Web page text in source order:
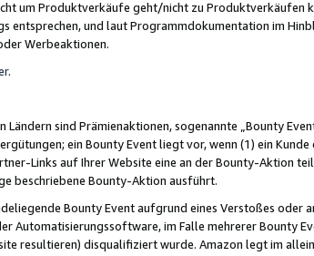
um Produktverkäufe geht/nicht zu Produktverkäufen
entsprechen, und laut Programmdokumentation im
Werbeaktionen.
.
Ländern sind Prämienaktionen, sogenannte „Bounty
ein Bounty Event liegt vor, wenn (1) ein
Links auf Ihrer Website eine an der Bounty-Aktion
beschriebene Bounty-Aktion ausführt.
Bounty Event aufgrund eines Verstoßes oder
Automatisierungssoftware, im Falle mehrerer Bounty
resultieren) disqualifiziert wurde. Amazon legt im